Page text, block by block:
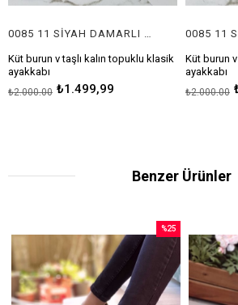
Küt burun v taşlı kalın topuklu klasik
ayakkabı
Topuk boyu 5 cm
₺1.499,99
₺2.000,00
0085 11
Küt burun
ayakkabı
Topuk
₺2.000,00
Benzer Ürünler
%25
İndirim
%25İndirim